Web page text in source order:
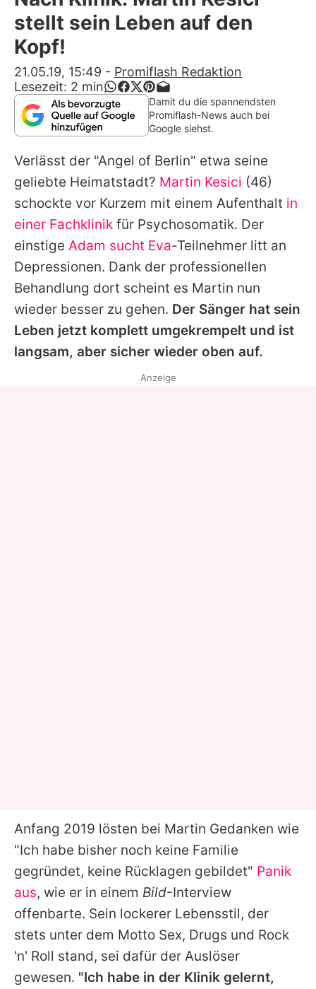
Alle Themen auf Promiflash
App runterladen
Team
Redaktionelle Richtlinien
Impressum
Datenschutzerklärung
Nutzungsbedingungen
Utiq verwalten
stellt sein Leben auf den
Kopf!
21.05.19, 15:49 - Promiflash Redaktion
Lesezeit: 2 min
Damit du die spannendsten
Promiflash-News auch bei
Google siehst.
Verlässt der "Angel of Berlin" etwa seine
geliebte Heimatstadt? Martin Kesici (46)
schockte vor Kurzem mit einem Aufenthalt in
einer Fachklinik für Psychosomatik. Der
einstige Adam sucht Eva-Teilnehmer litt an
Depressionen. Dank der professionellen
Behandlung dort scheint es Martin nun
wieder besser zu gehen. Der Sänger hat sein
Leben jetzt komplett umgekrempelt und ist
langsam, aber sicher wieder oben auf.
Anfang 2019 lösten bei Martin Gedanken wie
"Ich habe bisher noch keine Familie
gegründet, keine Rücklagen gebildet" Panik
aus, wie er in einem Bild-Interview
offenbarte. Sein lockerer Lebensstil, der
stets unter dem Motto Sex, Drugs und Rock
'n' Roll stand, sei dafür der Auslöser
gewesen. "Ich habe in der Klinik gelernt,
Anzeige